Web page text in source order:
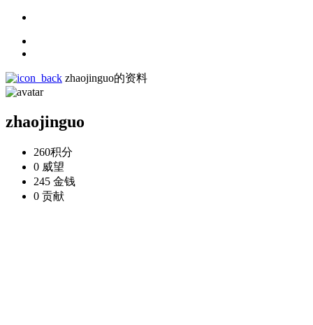
zhaojinguo的资料
zhaojinguo
260积分
0 威望
245 金钱
0 贡献